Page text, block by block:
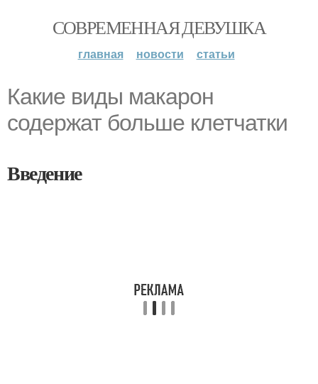
СОВРЕМЕННАЯ ДЕВУШКА
главная новости статьи
Какие виды макарон
содержат больше клетчатки
Введение